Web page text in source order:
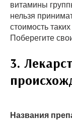
витамины
нельзя
стоимость
Поберегите
3.
Названия